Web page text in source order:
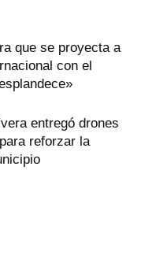
que se proyecta a
con el
entregó drones
reforzar la